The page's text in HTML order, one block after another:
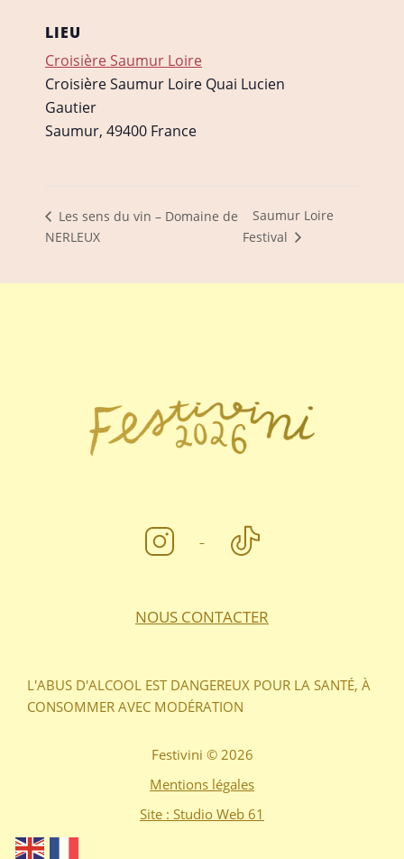
LIEU
Croisière Saumur Loire
Croisière Saumur Loire Quai Lucien
Gautier
Saumur, 49400 France
Les sens du vin – Domaine de
NERLEUX
Saumur Loire
Festival
NOUS CONTACTER
L'ABUS D'ALCOOL EST DANGEREUX POUR LA SANTÉ, À
CONSOMMER AVEC MODÉRATION
Festivini © 2026
Mentions légales
Site : Studio Web 61